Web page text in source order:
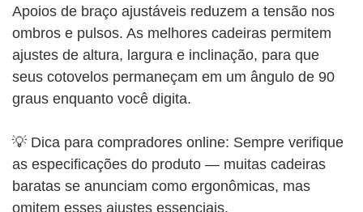
Apoios de braço ajustáveis ​​reduzem a tensão nos
ombros e pulsos. As melhores cadeiras permitem
ajustes de altura, largura e inclinação, para que
seus cotovelos permaneçam em um ângulo de 90
graus enquanto você digita.
💡 Dica para compradores online: Sempre verifique
as especificações do produto — muitas cadeiras
baratas se anunciam como ergonômicas, mas
omitem esses ajustes essenciais.